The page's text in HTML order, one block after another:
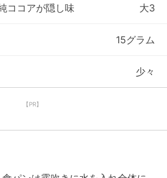
コアが隠し味 大3
15グラム
少々
【PR】